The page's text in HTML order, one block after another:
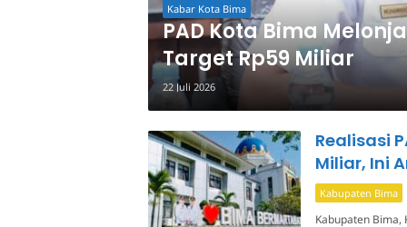
Kabar Kota Bima
PAD Kota Bima
Target Rp59 Miliar
22 Juli 2026
Realisasi
Miliar, Ini
Kabupaten Bima
Kabupaten Bima,